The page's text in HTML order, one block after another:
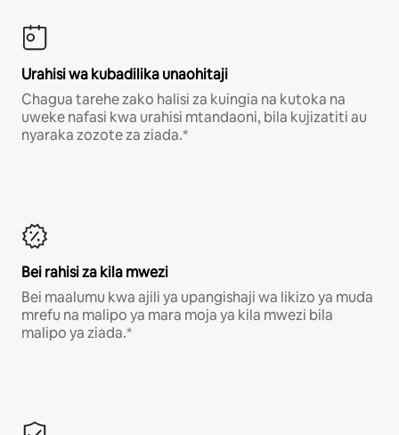
Urahisi wa kubadilika unaohitaji
Chagua tarehe zako halisi za kuingia na kutoka na
uweke nafasi kwa urahisi mtandaoni, bila kujizatiti au
nyaraka zozote za ziada.*
Bei rahisi za kila mwezi
Bei maalumu kwa ajili ya upangishaji wa likizo ya muda
mrefu na malipo ya mara moja ya kila mwezi bila
malipo ya ziada.*